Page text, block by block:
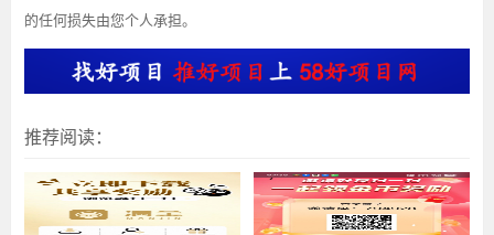
的任何损失由您个人承担。
推荐阅读：